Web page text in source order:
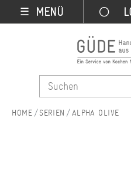
☰ MENÜ
SERIEN ALPHA OLIVE